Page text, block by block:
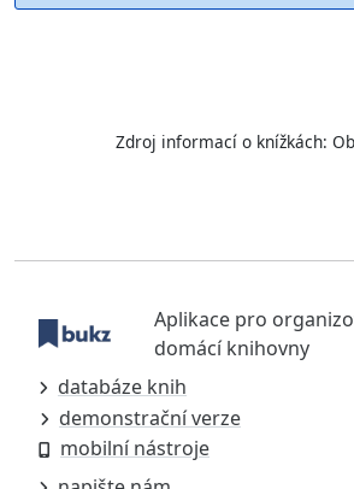
Zdroj informací o knížkách:
Aplikace pro
domácí knihovny
databáze knih
demonstrační verze
mobilní nástroje